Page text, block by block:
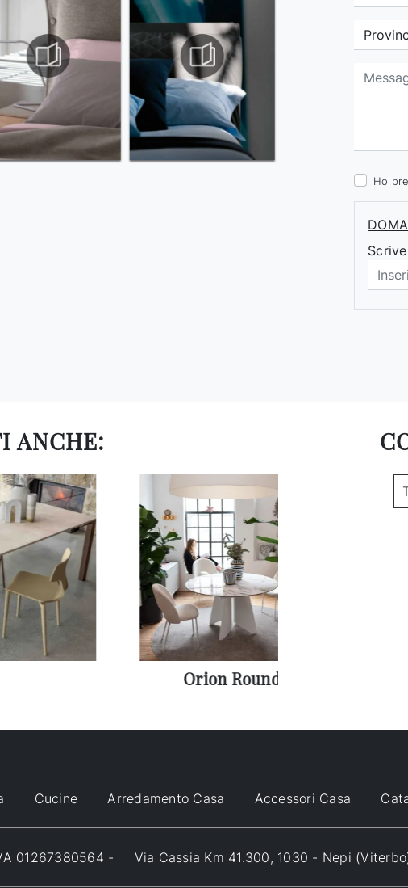
Ho
ANCHE:
Orion Round
Cucine Arredamento Casa Accessori Casa
01267380564 - Via Cassia Km 41.300, 1030 - Nepi